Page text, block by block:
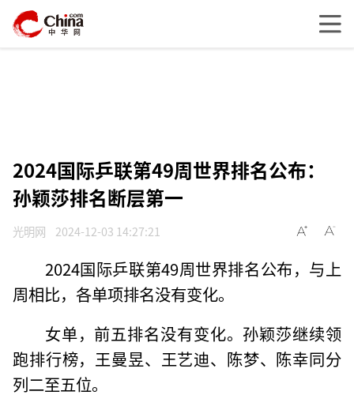
2024国际乒联第49周世界排名公布：
孙颖莎排名断层第一
光明网 2024-12-03 14:27:21
2024国际乒联第49周世界排名公布，与上
周相比，各单项排名没有变化。
女单，前五排名没有变化。孙颖莎继续领
跑排行榜，王曼昱、王艺迪、陈梦、陈幸同分
列二至五位。